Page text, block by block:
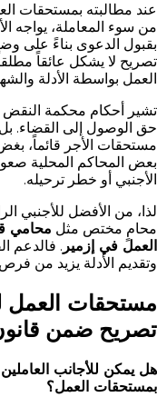
عند مطالبته بمستحقات
من سوء المعاملة، يواجه
بقبول الدعوى بناءً على
تصريح لا يشكل عائقاً
العمل بواسطة الأدلة
تشير أحكام محكمة النقض
حق الوصول إلى القضاء.
مستحقات الأجر قائماً،
بعض المحاكم المحلية
الأجنبي أو خطر ترحيله.
لذا، من الأفضل للأجنبي
محامٍ مختص مثل محامي
العمل في إزمير . فالدعم
وتقديم الأدلة يزيد من
مستحقات العمل
تصريح ضمن
هل يمكن للأجانب
بمستحقات العمل؟